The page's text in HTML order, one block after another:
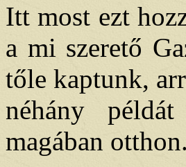
Itt most ezt
a mi szerető
tőle kaptunk,
néhány
magában otthon.